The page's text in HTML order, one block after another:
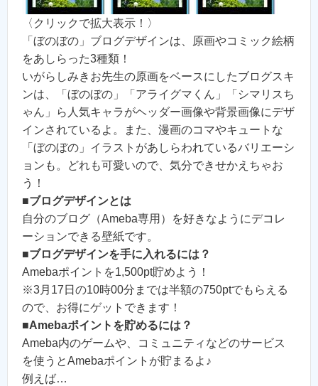
〈クリックで拡大表示！〉
「ぼのぼの」ブログデザインは、原画やコミック絵柄
をあしらった3種類！
いがらしみきお先生の原画をベースにしたブログスキ
ンは、「ぼのぼの」「アライグマくん」「シマリスち
ゃん」ら人気キャラがヘッダー画像や背景画像にデザ
インされているよ。また、漫画のコマやキュートな
「ぼのぼの」イラストがあしらわれているバリエーシ
ョンも。どれも可愛いので、気分できせかえちゃお
う！
■ブログデザインとは
自分のブログ（Ameba専用）を好きなようにデコレ
ーションできる壁紙です。
■ブログデザインを手に入れるには？
Amebaポイントを1,500pt貯めよう！
※3月17日の10時00分までは半額の750ptでもらえる
ので、お得にゲットできます！
■Amebaポイントを貯めるには？
Ameba内のゲームや、コミュニティなどのサービス
を使うとAmebaポイントが貯まるよ♪
例えば…